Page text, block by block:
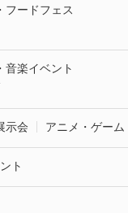
フードフェス
音楽イベント
示会 アニメ・ゲーム
ト